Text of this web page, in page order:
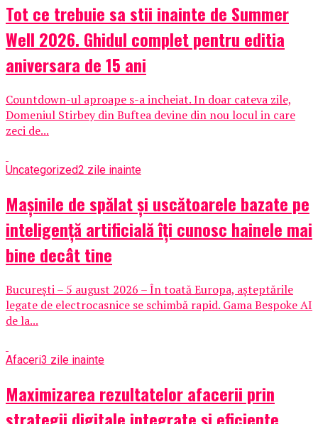
Tot ce trebuie sa stii inainte de Summer
Well 2026. Ghidul complet pentru editia
aniversara de 15 ani
Countdown-ul aproape s-a incheiat. In doar cateva zile,
Domeniul Stirbey din Buftea devine din nou locul in care
zeci de...
Uncategorized2 zile inainte
Mașinile de spălat și uscătoarele bazate pe
inteligență artificială îți cunosc hainele mai
bine decât tine
București – 5 august 2026 – În toată Europa, așteptările
legate de electrocasnice se schimbă rapid. Gama Bespoke AI
de la...
Afaceri3 zile inainte
Maximizarea rezultatelor afacerii prin